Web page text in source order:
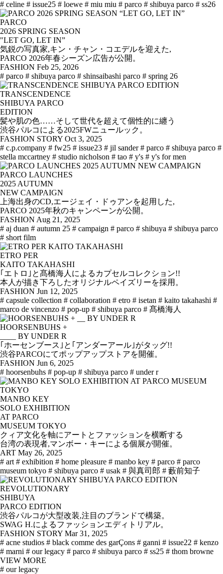
# celine # issue25 # loewe # miu miu # parco # shibuya parco # ss26
PARCO
2026 SPRING SEASON
"LET GO, LET IN”
気鋭の写真家,キン・チャン・コエデルを迎えた,
PARCO 2026年春シーズン広告が公開。
FASHION Feb 25, 2026
# parco # shibuya parco # shinsaibashi parco # spring 26
TRANSCENDENCE
SHIBUYA PARCO
EDITION
髪や肌の色……そして世代を超えて個性的に纏う
渋谷パルコによる2025FWニュールック。
FASHION STORY Oct 3, 2025
# c.p.company # fw25 # issue23 # jil sander # parco # shibuya parco #
stella mccartney # studio nicholson # tao # y's # y's for men
PARCO LAUNCHES
2025 AUTUMN
NEW CAMPAIGN
上海出身のCD,エージェイ・ドゥアンを起用した,
PARCO 2025年秋のキャンペーンが公開。
FASHION Aug 21, 2025
# aj duan # autumn 25 # campaign # parco # shibuya # shibuya parco
# short film
ETRO PER
KAITO TAKAHASHI
｢エトロ｣と髙橋海人によるカプセルコレクション!!
本人が描き下ろしたオリジナルペイズリーを採用。
FASHION Jun 12, 2025
# capsule collection # collaboration # etro # isetan # kaito takahashi #
marco de vincenzo # pop-up # shibuya parco # 髙橋海人
HOORSENBUHS +
____ BY UNDER R
｢ホーセンブース｣と｢アンダーアール｣がタッグ!!
渋谷PARCOにてポップアップストアを開催。
FASHION Jun 6, 2025
# hoorsenbuhs # pop-up # shibuya parco # under r
MANBO KEY
SOLO EXHIBITION
AT PARCO
MUSEUM TOKYO
クィア文化を軸にアートとファッションを横断する
台湾の表現者,マンボー・キーによる個展が開催。
ART May 26, 2025
# art # exhibition # home pleasure # manbo key # parco # parco
museum tokyo # shibuya parco # usak # 與真司郎 # 藪前知子
REVOLUTIONARY
SHIBUYA
PARCO EDITION
渋谷パルコが大型改装,注目のブランドで構築。
SWAG H.によるファッションエディトリアル。
FASHION STORY Mar 31, 2025
# acne studios # black comme des garÇons # ganni # issue22 # kenzo
# marni # our legacy # parco # shibuya parco # ss25 # thom browne
VIEW MORE
# our legacy